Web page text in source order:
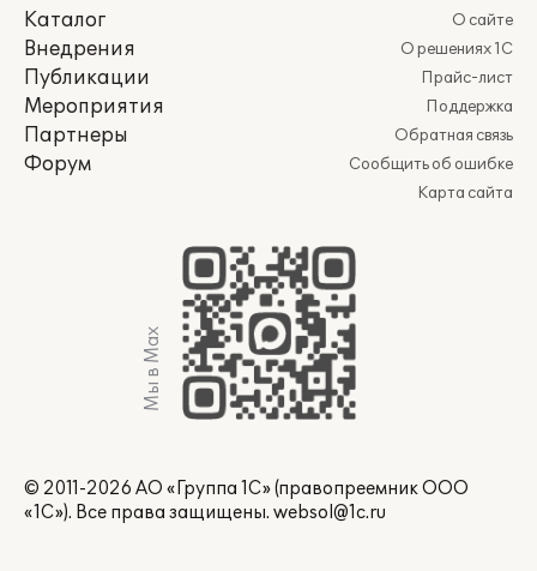
Каталог
Внедрения
Публикации
Мероприятия
Партнеры
Форум
О сайте
О решениях 1С
Прайс-лист
Поддержка
Обратная связь
Сообщить об ошибке
Карта сайта
Мы в Max
© 2011-2026 АО «Группа 1С» (правопреемник ООО
«1С»). Все права защищены. websol@1c.ru